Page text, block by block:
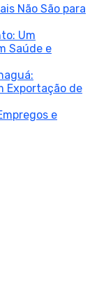
Não São para
Um
Saúde e
Exportação de
e